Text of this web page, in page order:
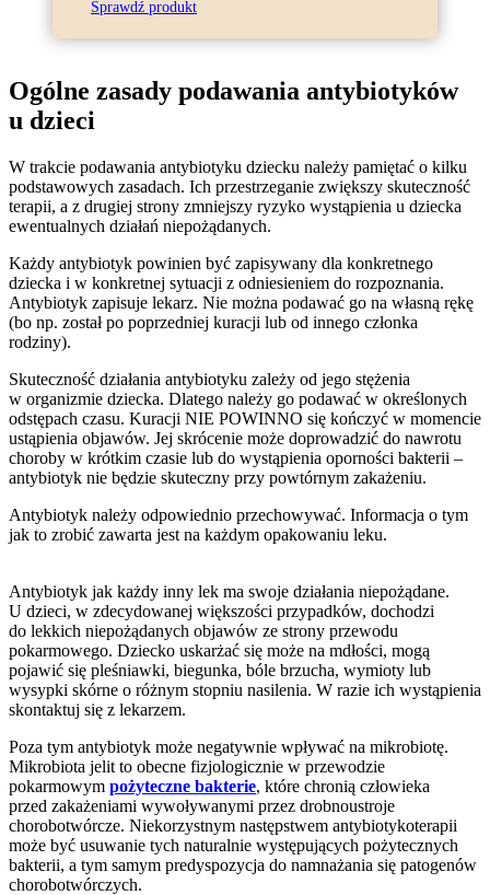
Sprawdź produkt
Ogólne zasady podawania antybiotyków
u dzieci
W trakcie podawania antybiotyku dziecku należy pamiętać o kilku
podstawowych zasadach. Ich przestrzeganie zwiększy skuteczność
terapii, a z drugiej strony zmniejszy ryzyko wystąpienia u dziecka
ewentualnych działań niepożądanych.
Każdy antybiotyk powinien być zapisywany dla konkretnego
dziecka i w konkretnej sytuacji z odniesieniem do rozpoznania.
Antybiotyk zapisuje lekarz. Nie można podawać go na własną rękę
(bo np. został po poprzedniej kuracji lub od innego członka
rodziny).
Skuteczność działania antybiotyku zależy od jego stężenia
w organizmie dziecka. Dlatego należy go podawać w określonych
odstępach czasu. Kuracji NIE POWINNO się kończyć w momencie
ustąpienia objawów. Jej skrócenie może doprowadzić do nawrotu
choroby w krótkim czasie lub do wystąpienia oporności bakterii –
antybiotyk nie będzie skuteczny przy powtórnym zakażeniu.
Antybiotyk należy odpowiednio przechowywać. Informacja o tym
jak to zrobić zawarta jest na każdym opakowaniu leku.
Antybiotyk jak każdy inny lek ma swoje działania niepożądane.
U dzieci, w zdecydowanej większości przypadków, dochodzi
do lekkich niepożądanych objawów ze strony przewodu
pokarmowego. Dziecko uskarżać się może na mdłości, mogą
pojawić się pleśniawki, biegunka, bóle brzucha, wymioty lub
wysypki skórne o różnym stopniu nasilenia. W razie ich wystąpienia
skontaktuj się z lekarzem.
Poza tym antybiotyk może negatywnie wpływać na mikrobiotę.
Mikrobiota jelit to obecne fizjologicznie w przewodzie
pokarmowym pożyteczne bakterie, które chronią człowieka
przed zakażeniami wywoływanymi przez drobnoustroje
chorobotwórcze. Niekorzystnym następstwem antybiotykoterapii
może być usuwanie tych naturalnie występujących pożytecznych
bakterii, a tym samym predyspozycja do namnażania się patogenów
chorobotwórczych.